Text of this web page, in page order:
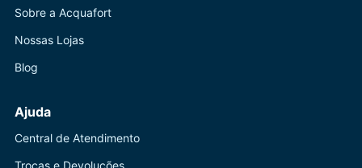
Sobre a Acquafort
Nossas Lojas
Blog
Ajuda
Central de Atendimento
Trocas e Devoluções